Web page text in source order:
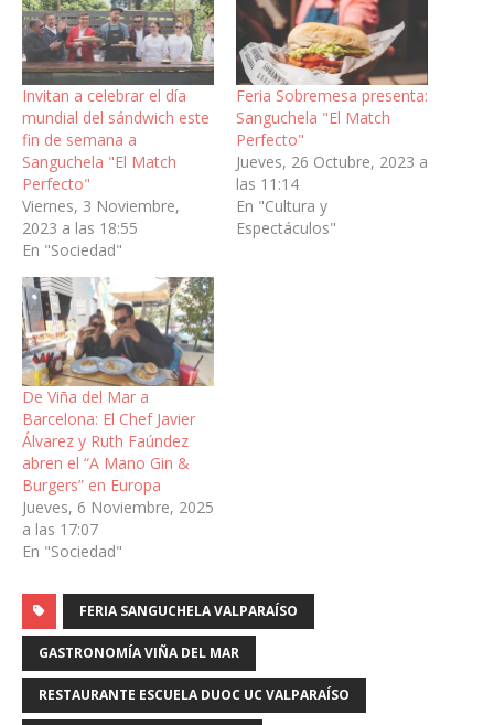
Invitan a celebrar el día
mundial del sándwich este
fin de semana a
Sanguchela "El Match
Perfecto"
Viernes, 3 Noviembre,
2023 a las 18:55
En "Sociedad"
Feria Sobremesa presenta:
Sanguchela "El Match
Perfecto"
Jueves, 26 Octubre, 2023 a
las 11:14
En "Cultura y
Espectáculos"
De Viña del Mar a
Barcelona: El Chef Javier
Álvarez y Ruth Faúndez
abren el “A Mano Gin &
Burgers” en Europa
Jueves, 6 Noviembre, 2025
a las 17:07
En "Sociedad"
FERIA SANGUCHELA VALPARAÍSO
GASTRONOMÍA VIÑA DEL MAR
RESTAURANTE ESCUELA DUOC UC VALPARAÍSO